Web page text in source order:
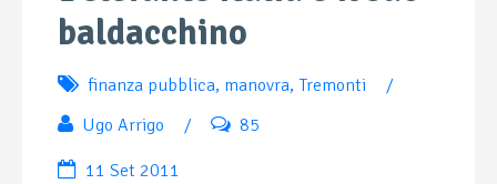
baldacchino
finanza pubblica, manovra, Tremonti
/
Ugo Arrigo
/ 85
11 Set 2011